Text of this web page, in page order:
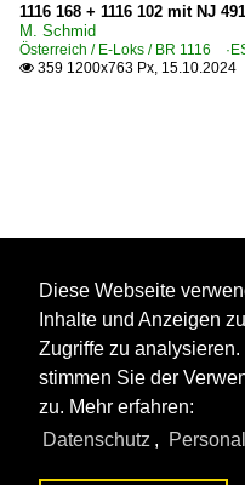
1116 168 + 1116 102 mit NJ
M. Schmid
Österreich / E-Loks / BR 1116
 359 1200x763 Px, 15.10.2024
Diese Webseite
Inhalte und Anzeigen
Zugriffe zu
stimmen Sie der
zu. Mehr erfahren:
Datenschutz ,